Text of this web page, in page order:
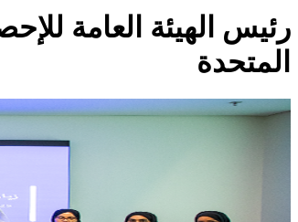
رئيس الهيئة العامة
المتحدة